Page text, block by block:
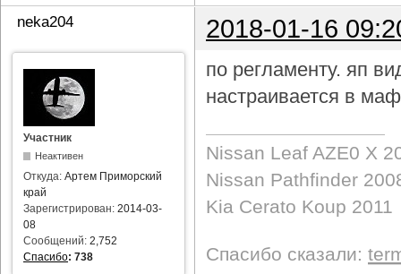
neka204 2018-01-16
Участник
Неактивен
Откуда: Артем Приморский
край
Зарегистрирован: 2014-03-
08
Сообщений: 2,752
Спасибо: 738
по регламенту. яп
настраивается в
Nissan Leaf AZE0 X
Nissan Pathfinder
Kia Cerato Koup 2011
Спасибо сказали: